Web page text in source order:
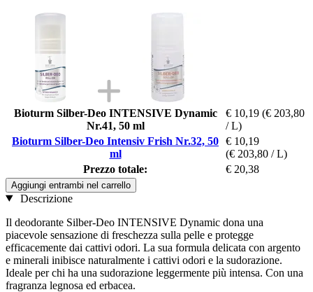
Bioturm Silber-Deo INTENSIVE Dynamic
Nr.41, 50 ml
€ 10,19 (€ 203,80
/ L)
Bioturm Silber-Deo Intensiv Frish Nr.32, 50
ml
€ 10,19
(€ 203,80 / L)
Prezzo totale:
€ 20,38
Aggiungi entrambi nel carrello
Descrizione
Il deodorante Silber-Deo INTENSIVE Dynamic dona una
piacevole sensazione di freschezza sulla pelle e protegge
efficacemente dai cattivi odori. La sua formula delicata con argento
e minerali inibisce naturalmente i cattivi odori e la sudorazione.
Ideale per chi ha una sudorazione leggermente più intensa. Con una
fragranza legnosa ed erbacea.